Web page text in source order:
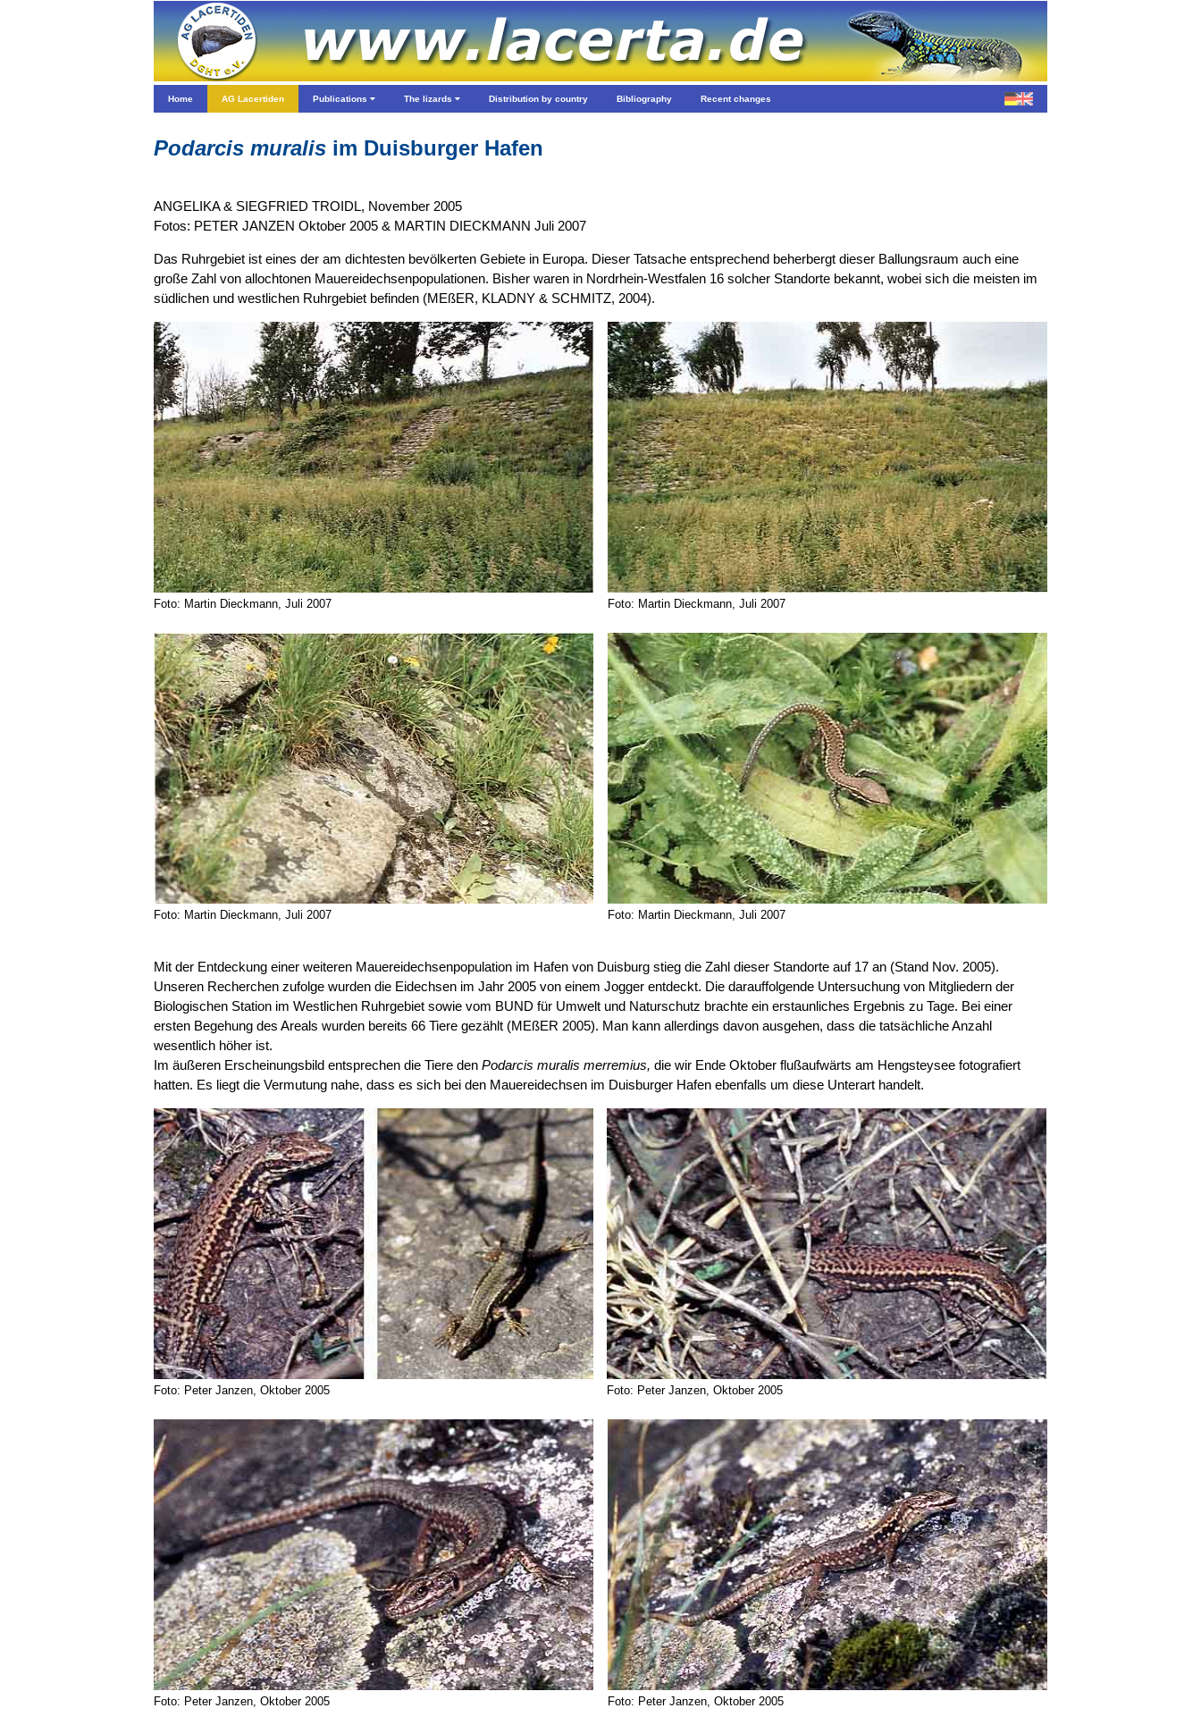
Home AG Lacertiden Publications The lizards Distribution by country Bibliography Recent changes
Podarcis muralis im Duisburger Hafen
ANGELIKA & SIEGFRIED TROIDL, November 2005
Fotos: PETER JANZEN Oktober 2005 & MARTIN DIECKMANN Juli 2007
Das Ruhrgebiet ist eines der am dichtesten bevölkerten Gebiete in Europa. Dieser Tatsache entsprechend beherbergt dieser Ballungsraum auch eine
große Zahl von allochtonen Mauereidechsenpopulationen. Bisher waren in Nordrhein-Westfalen 16 solcher Standorte bekannt, wobei sich die meisten im
südlichen und westlichen Ruhrgebiet befinden (MEßER, KLADNY & SCHMITZ, 2004).
Foto: Martin Dieckmann, Juli 2007 Foto: Martin Dieckmann, Juli 2007
Foto: Martin Dieckmann, Juli 2007 Foto: Martin Dieckmann, Juli 2007
Mit der Entdeckung einer weiteren Mauereidechsenpopulation im Hafen von Duisburg stieg die Zahl dieser Standorte auf 17 an (Stand Nov. 2005).
Unseren Recherchen zufolge wurden die Eidechsen im Jahr 2005 von einem Jogger entdeckt. Die darauffolgende Untersuchung von Mitgliedern der
Biologischen Station im Westlichen Ruhrgebiet sowie vom BUND für Umwelt und Naturschutz brachte ein erstaunliches Ergebnis zu Tage. Bei einer
ersten Begehung des Areals wurden bereits 66 Tiere gezählt (MEßER 2005). Man kann allerdings davon ausgehen, dass die tatsächliche Anzahl
wesentlich höher ist.
Im äußeren Erscheinungsbild entsprechen die Tiere den Podarcis muralis merremius, die wir Ende Oktober flußaufwärts am Hengsteysee fotografiert
hatten. Es liegt die Vermutung nahe, dass es sich bei den Mauereidechsen im Duisburger Hafen ebenfalls um diese Unterart handelt.
Foto: Peter Janzen, Oktober 2005 Foto: Peter Janzen, Oktober 2005
Foto: Peter Janzen, Oktober 2005 Foto: Peter Janzen, Oktober 2005